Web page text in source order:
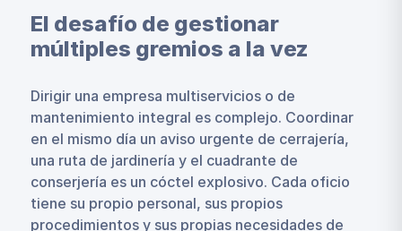
El desafío de gestionar
múltiples gremios a la vez
Dirigir una empresa multiservicios o de
mantenimiento integral es complejo. Coordinar
en el mismo día un aviso urgente de cerrajería,
una ruta de jardinería y el cuadrante de
conserjería es un cóctel explosivo. Cada oficio
tiene su propio personal, sus propios
procedimientos y sus propias necesidades de